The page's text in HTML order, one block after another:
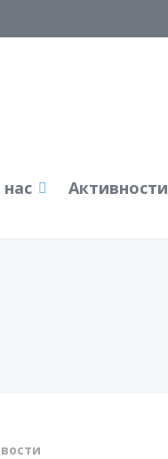
Активности